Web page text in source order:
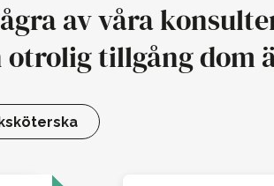
av våra
tillgång dom